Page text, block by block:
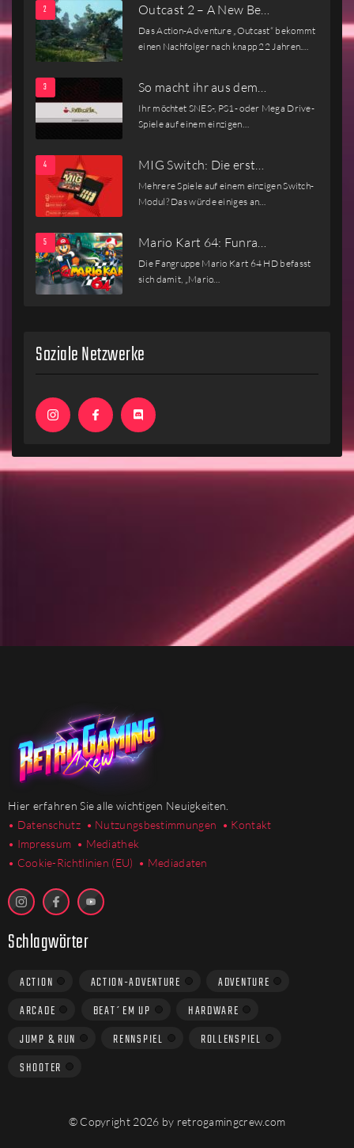
Outcast 2 – A New Be…
Das Action-Adventure „Outcast“ bekommt
einen Nachfolger nach knapp 22 Jahren.…
So macht ihr aus dem…
Ihr möchtet SNES-, PS1- oder Mega Drive-
Spiele auf einem einzigen…
MIG Switch: Die erst…
Mehrere Spiele auf einem einzigen Switch-
Modul? Das würde einiges an…
Mario Kart 64: Funra…
Die Fangruppe Mario Kart 64 HD befasst
sich damit, „Mario…
Soziale Netzwerke
Hier erfahren Sie alle wichtigen Neuigkeiten.
• Datenschutz • Nutzungsbestimmungen • Kontakt
• Impressum • Mediathek
• Cookie-Richtlinien (EU) • Mediadaten
Schlagwörter
ACTION ACTION-ADVENTURE
ADVENTURE
ARCADE
BEAT´EM UP
HARDWARE
JUMP & RUN
RENNSPIEL
ROLLENSPIEL
SHOOTER
© Copyright 2026 by retrogamingcrew.com